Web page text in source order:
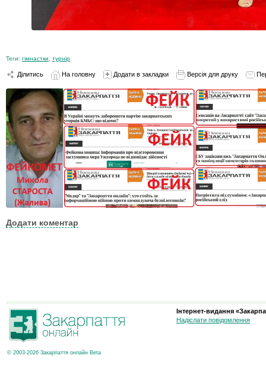
Теги: гімнастки турнір
Ділитись На головну Додати в закладки Версія для друку
Додати коментар
© 2003-2026 Закарпаття онлайн Beta
Інтернет-видання
Надіслати повідомлення